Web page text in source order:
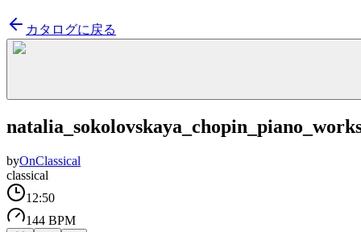
カタログに戻る
byOnClassical
classical
12:50
144 BPM